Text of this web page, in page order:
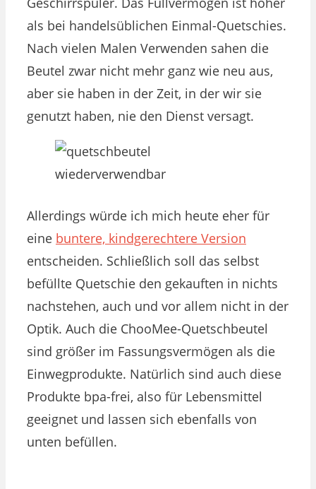
als bei handelsüblichen Einmal-Quetschies.
Nach vielen Malen Verwenden sahen die
Beutel zwar nicht mehr ganz wie neu aus,
aber sie haben in der Zeit, in der wir sie
genutzt haben, nie den Dienst versagt.
Allerdings würde ich mich heute eher für
eine buntere, kindgerechtere Version
entscheiden. Schließlich soll das selbst
befüllte Quetschie den gekauften in nichts
nachstehen, auch und vor allem nicht in der
Optik. Auch die ChooMee-Quetschbeutel
sind größer im Fassungsvermögen als die
Einwegprodukte. Natürlich sind auch diese
Produkte bpa-frei, also für Lebensmittel
geeignet und lassen sich ebenfalls von
unten befüllen.